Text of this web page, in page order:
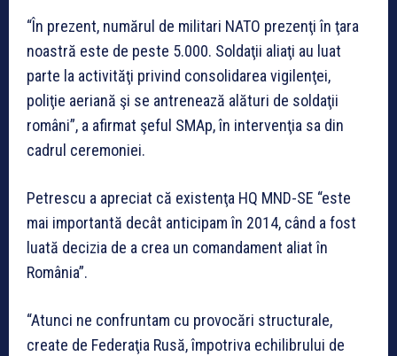
“În prezent, numărul de militari NATO prezenţi în ţara
noastră este de peste 5.000. Soldaţii aliaţi au luat
parte la activităţi privind consolidarea vigilenţei,
poliţie aeriană şi se antrenează alături de soldaţii
români”, a afirmat şeful SMAp, în intervenţia sa din
cadrul ceremoniei.
Petrescu a apreciat că existenţa HQ MND-SE “este
mai importantă decât anticipam în 2014, când a fost
luată decizia de a crea un comandament aliat în
România”.
“Atunci ne confruntam cu provocări structurale,
create de Federaţia Rusă, împotriva echilibrului de